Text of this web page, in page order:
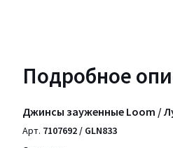
Подробное
Джинсы зауженные Loom /
Арт. 7107692 / GLN833